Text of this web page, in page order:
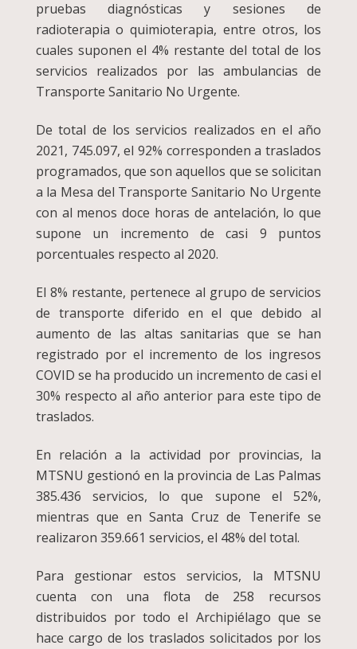
pruebas diagnósticas y sesiones de
radioterapia o quimioterapia, entre otros, los
cuales suponen el 4% restante del total de los
servicios realizados por las ambulancias de
Transporte Sanitario No Urgente.
De total de los servicios realizados en el año
2021, 745.097, el 92% corresponden a traslados
programados, que son aquellos que se solicitan
a la Mesa del Transporte Sanitario No Urgente
con al menos doce horas de antelación, lo que
supone un incremento de casi 9 puntos
porcentuales respecto al 2020.
El 8% restante, pertenece al grupo de servicios
de transporte diferido en el que debido al
aumento de las altas sanitarias que se han
registrado por el incremento de los ingresos
COVID se ha producido un incremento de casi el
30% respecto al año anterior para este tipo de
traslados.
En relación a la actividad por provincias, la
MTSNU gestionó en la provincia de Las Palmas
385.436 servicios, lo que supone el 52%,
mientras que en Santa Cruz de Tenerife se
realizaron 359.661 servicios, el 48% del total.
Para gestionar estos servicios, la MTSNU
cuenta con una flota de 258 recursos
distribuidos por todo el Archipiélago que se
hace cargo de los traslados solicitados por los